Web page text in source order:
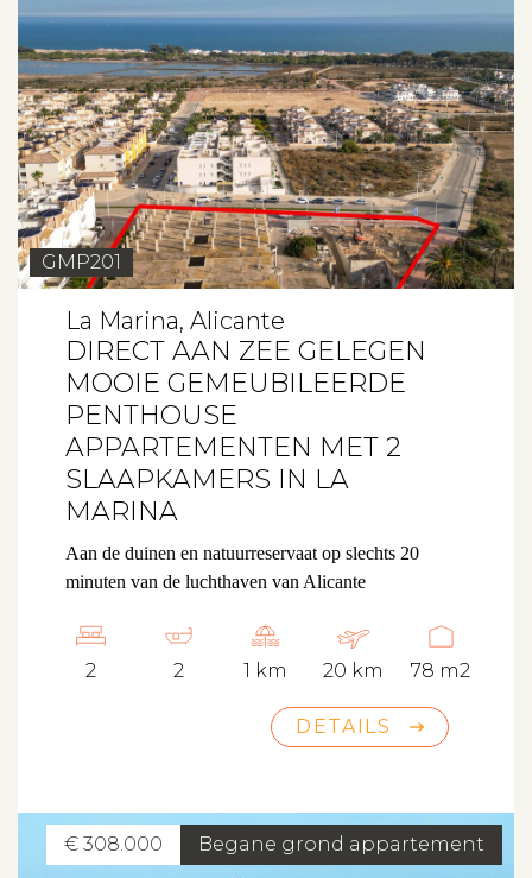
GMP201
La Marina, Alicante
DIRECT AAN ZEE GELEGEN
MOOIE GEMEUBILEERDE
PENTHOUSE
APPARTEMENTEN MET 2
SLAAPKAMERS IN LA
MARINA
Aan de duinen en natuurreservaat op slechts 20
minuten van de luchthaven van Alicante
2 2 1 km 20 km 78 m2
DETAILS
Begane grond appartement
€ 308.000